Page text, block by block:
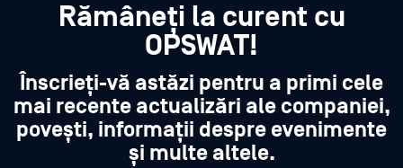
Rămâneți la curent cu
OPSWAT!
Înscrieți-vă astăzi pentru a primi cele
mai recente actualizări ale companiei,
povești, informații despre evenimente
și multe altele.